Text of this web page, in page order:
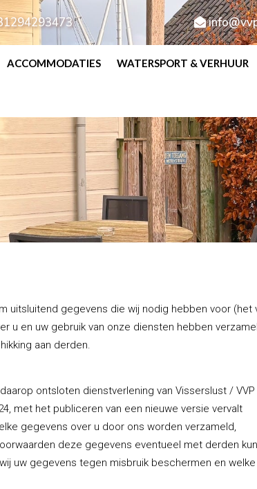
ACCOMMODATIES WATERSPORT & VERHUUR
uitsluitend gegevens die wij nodig hebben voor (het
u en uw gebruik van onze diensten hebben
aan derden.
ontsloten dienstverlening van Visserslust / VVP
met het publiceren van een nieuwe versie vervalt
gegevens over u door ons worden verzameld,
deze gegevens eventueel met derden
uw gegevens tegen misbruik beschermen en